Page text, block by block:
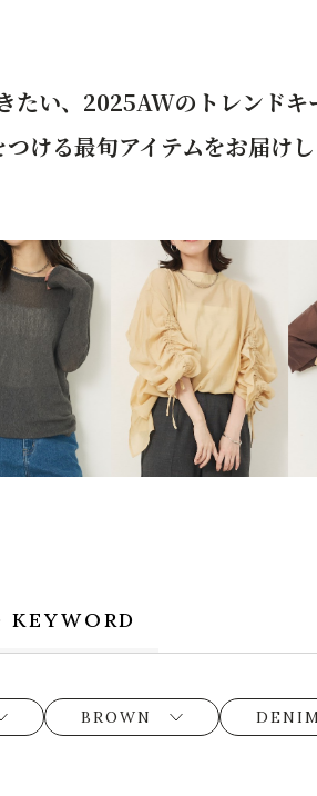
い、2025AWのトレンドキ
ける最旬アイテムをお届けし
KEYWORD
BROWN